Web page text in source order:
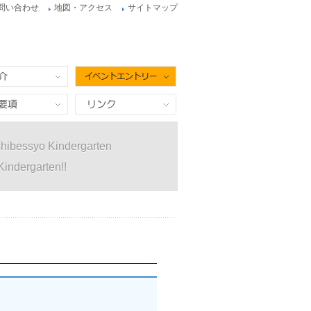
い合わせ 地図・アクセス サイトマップ
リンク
Kindergarten